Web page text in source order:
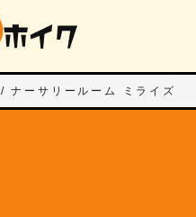
/ナーサリールーム ミライズ